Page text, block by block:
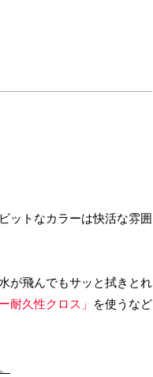
ットなカラーは快活な雰囲
が飛んでもサッと拭きとれ
耐久性クロス」
を使うなど